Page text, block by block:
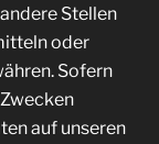
Stellen
oder
Sofern
auf unseren